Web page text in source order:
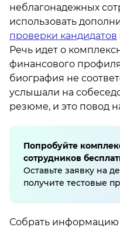
неблагонадежных
использовать
проверки кандидатов
Речь идет о
финансового
биография не
услышали на
резюме, и это повод
Попробуйте
сотрудников
Оставьте заявку на
получите тестовые
Собрать информацию